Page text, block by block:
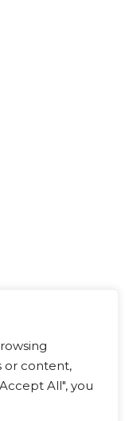
or content,
All", you